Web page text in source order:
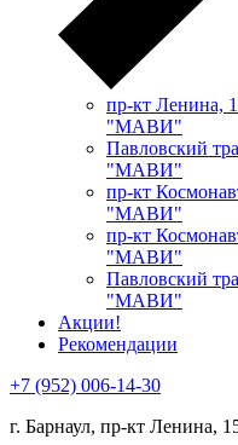
пр-кт Ленина,
"МАВИ"
​Павловский
"МАВИ"
пр-кт
"МАВИ"
пр-кт
"МАВИ"
Павловский
"МАВИ"
Акции!
Рекомендации
+7 (952) 006-14-30
г. Барнаул, пр-кт Ленина,